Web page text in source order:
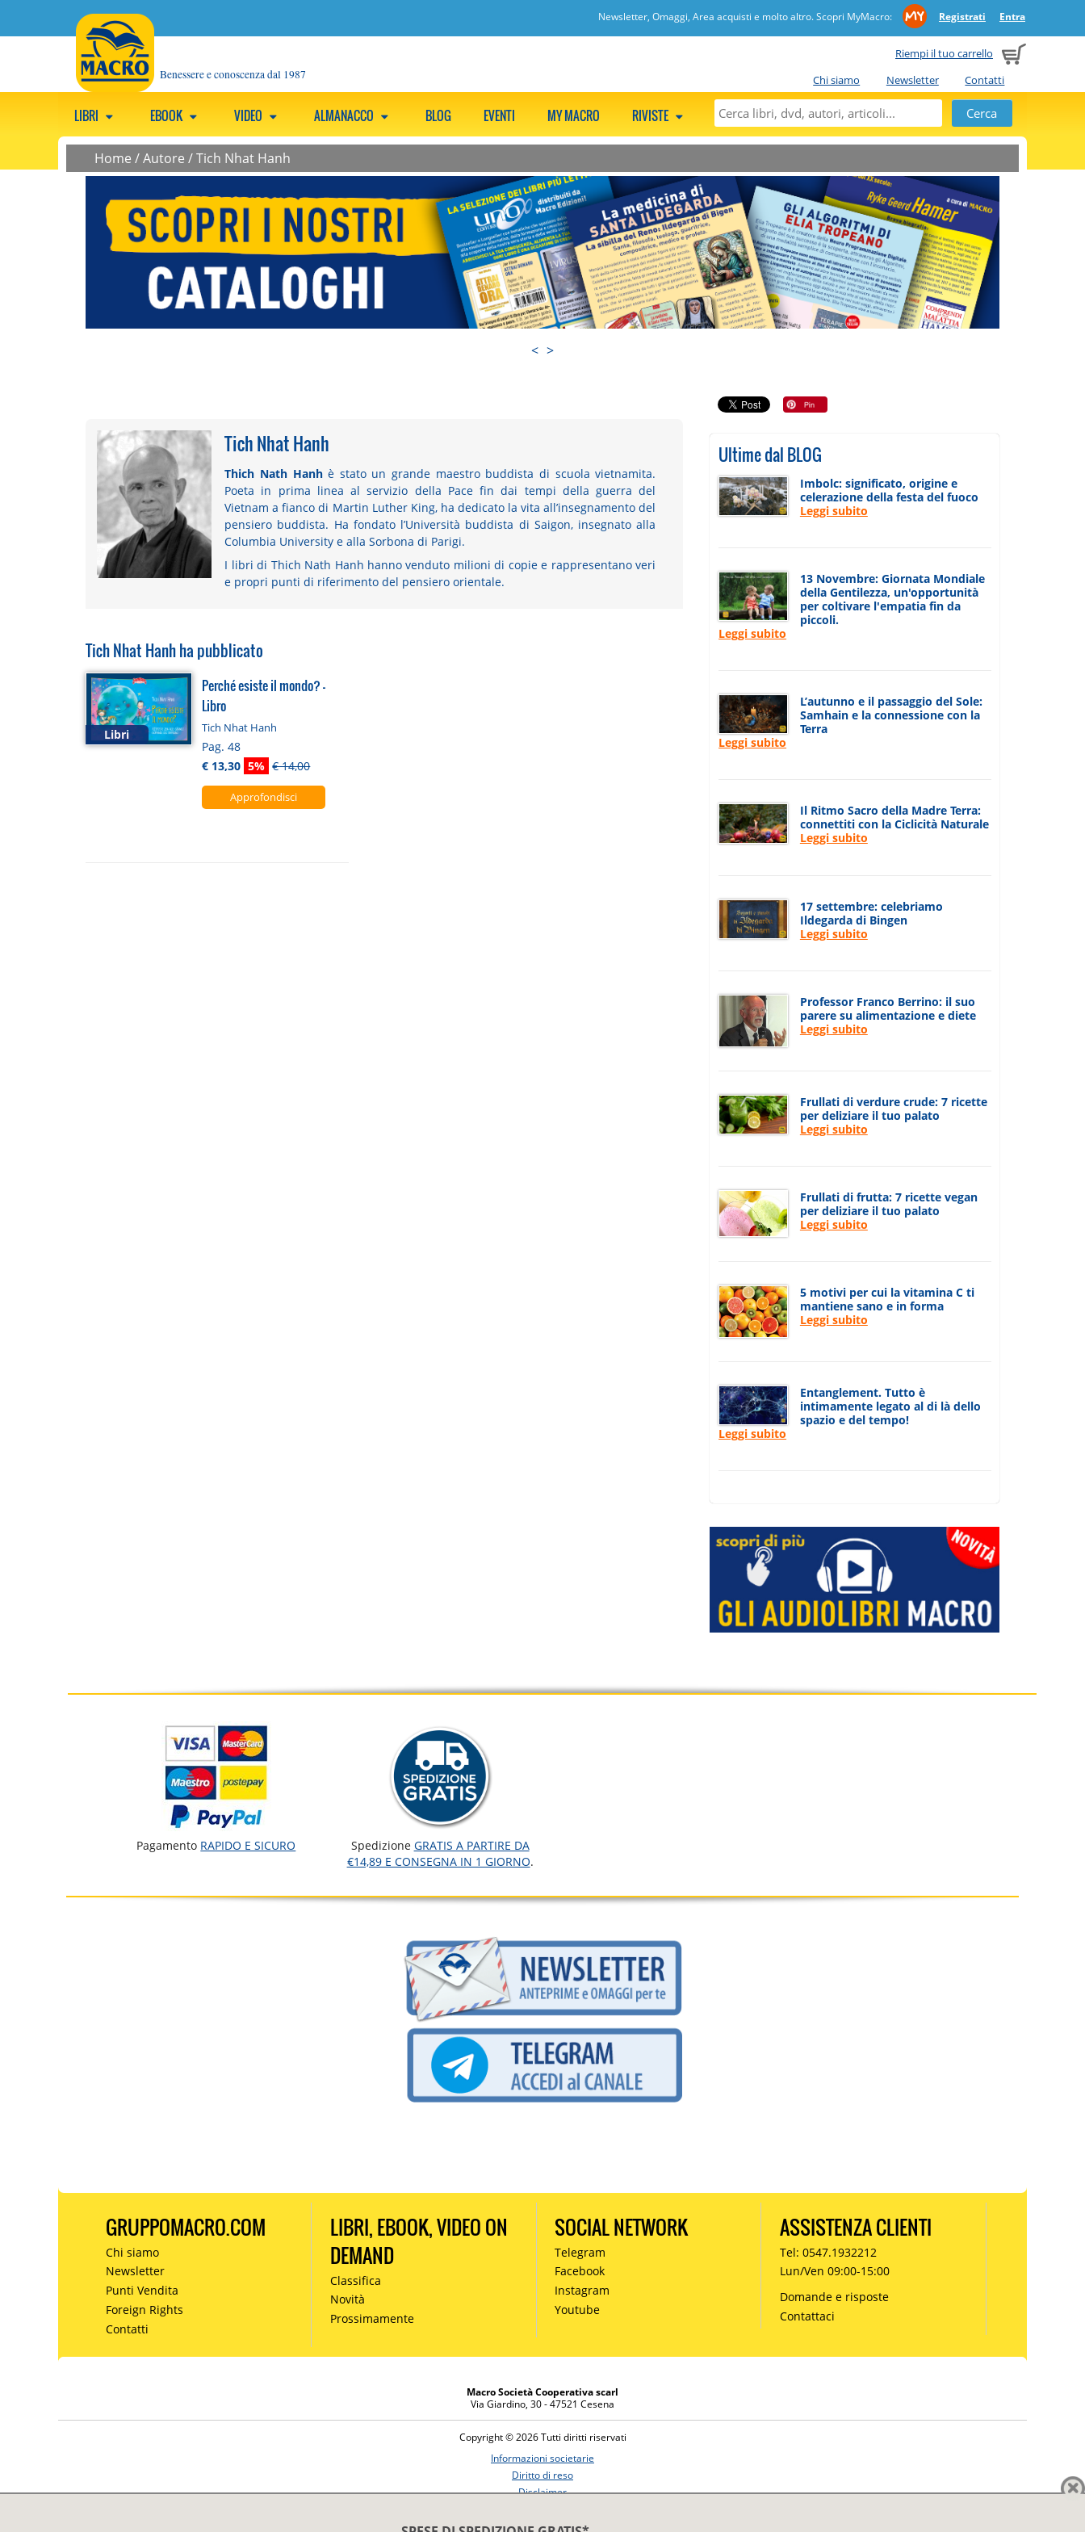
Newsletter, Omaggi, Area acquisti e molto altro. Scopri MyMacro: Registrati Entra
Riempi il tuo carrello
Chi siamo
Newsletter Contatti
Benessere e conoscenza dal 1987
LIBRI EBOOK VIDEO ALMANACCO BLOG EVENTI MY MACRO RIVISTE
Home /Autore /Tich Nhat Hanh
< >
Tich Nhat Hanh
Thich Nath Hanhè stato un grande maestro buddista di scuola vietnamita.
Poeta in prima linea al servizio della Pace fin dai tempi della guerra del
Vietnam a fianco di Martin Luther King, ha dedicato la vita all’insegnamento del
pensiero buddista. Ha fondato l’Università buddista di Saigon, insegnato alla
Columbia University e alla Sorbona di Parigi.
I libri di Thich Nath Hanh hanno venduto milioni di copie e rappresentano veri
e propri punti di riferimento del pensiero orientale.
Tich Nhat Hanh ha pubblicato
Libri
Perché esiste il mondo? -
Libro
Tich Nhat Hanh
Pag. 48
€ 13,30 5% € 14,00
Approfondisci
Ultime dal BLOG
Imbolc: significato, origine e
celerazione della festa del fuoco
Leggi subito
13 Novembre: Giornata Mondiale
della Gentilezza, un'opportunità
per coltivare l'empatia fin da
piccoli.
Leggi subito
L’autunno e il passaggio del Sole:
Samhain e la connessione con la
Terra
Leggi subito
Il Ritmo Sacro della Madre Terra:
connettiti con la Ciclicità Naturale
Leggi subito
17 settembre: celebriamo
Ildegarda di Bingen
Leggi subito
Professor Franco Berrino: il suo
parere su alimentazione e diete
Leggi subito
Frullati di verdure crude: 7 ricette
per deliziare il tuo palato
Leggi subito
Frullati di frutta: 7 ricette vegan
per deliziare il tuo palato
Leggi subito
5 motivi per cui la vitamina C ti
mantiene sano e in forma
Leggi subito
Entanglement. Tutto è
intimamente legato al di là dello
spazio e del tempo!
Leggi subito
Pagamento RAPIDO E SICURO Spedizione GRATIS A PARTIRE DA
€14,89 E CONSEGNA IN 1 GIORNO.
GRUPPOMACRO.COM
Chi siamo
Newsletter
Punti Vendita
Foreign Rights
Contatti
LIBRI, EBOOK, VIDEO ON
DEMAND
Classifica
Novità
Prossimamente
SOCIAL NETWORK
Telegram
Facebook
Instagram
Youtube
ASSISTENZA CLIENTI
Tel: 0547.1932212
Lun/Ven 09:00-15:00
Domande e risposte
Contattaci
Macro Società Cooperativa scarl
Via Giardino, 30 - 47521 Cesena
Copyright © 2026 Tutti diritti riservati
Informazioni societarie
Diritto di reso
Disclaimer